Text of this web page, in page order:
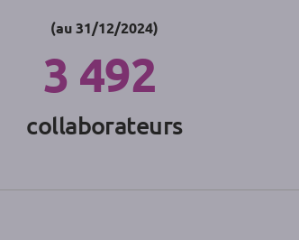
(au 31/12/2024)
3 492
collaborateurs